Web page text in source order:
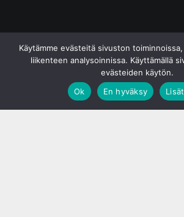
Käytämme evästeitä sivuston
liikenteen analysoinnissa. Käyttämällä
evästeiden käytön.
Ok
En hyväksy